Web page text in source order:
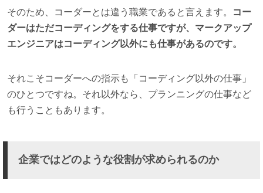
そのため、コーダーとは違う職業であると言えます。
コー
ダーはただコーディングをする仕事ですが、マークアップ
エンジニアはコーディング以外にも仕事があるのです。
それこそコーダーへの指示も「コーディング以外の仕事」
のひとつですね。それ以外なら、プランニングの仕事など
も行うこともあります。
企業ではどのような役割が求められるのか